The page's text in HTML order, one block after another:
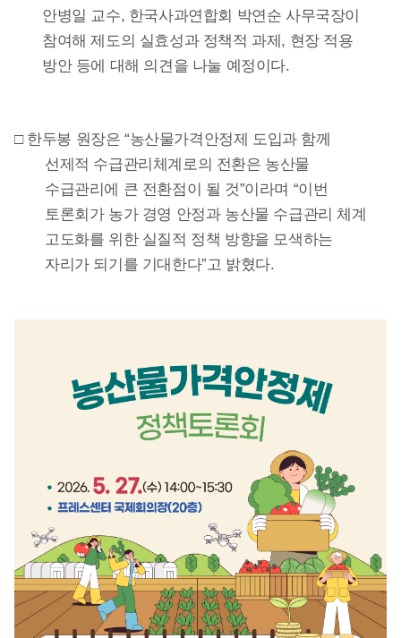
안병일 교수, 한국사과연합회 박연순 사무국장이
참여해 제도의 실효성과 정책적 과제, 현장 적용
방안 등에 대해 의견을 나눌 예정이다.
□ 한두봉 원장은 “농산물가격안정제 도입과 함께
선제적 수급관리체계로의 전환은 농산물
수급관리에 큰 전환점이 될 것”이라며 “이번
토론회가 농가 경영 안정과 농산물 수급관리 체계
고도화를 위한 실질적 정책 방향을 모색하는
자리가 되기를 기대한다”고 밝혔다.